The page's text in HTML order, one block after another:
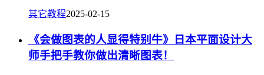
其它教程2025-02-15
《会做图表的人显得特别牛》日本平面设计大
师手把手教你做出清晰图表！